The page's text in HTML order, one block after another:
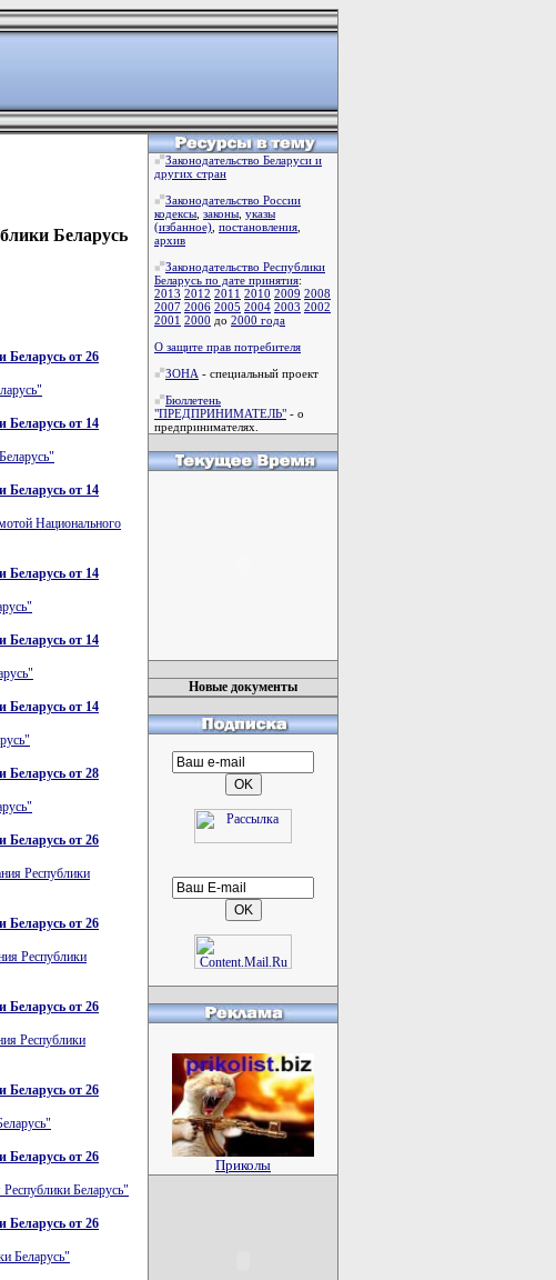
Беларусь
Беларусь от 26
Беларусь от 14
Беларусь от 14
Национального
Беларусь от 14
Беларусь от 14
Беларусь от 14
Беларусь от 28
Беларусь от 26
Республики
Беларусь от 26
Республики
Беларусь от 26
Республики
Беларусь от 26
Беларусь от 26
Беларусь"
Беларусь от 26
Беларусь"
Законодательство Беларуси и
других стран
Законодательство России
кодексы законы указы
(избанное) постановления
архив
Законодательство Республики
Беларусь по дате принятия:
2013 2012 2011 2010 2009 2008
2007 2006 2005 2004 2003 2002
2001 2000 до 2000 года
О защите прав потребителя
ЗОНА - специальный проект
Бюллетень
"ПРЕДПРИНИМАТЕЛЬ" - о
предпринимателях.
Новые документы
Приколы